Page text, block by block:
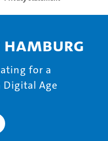
for a
Digital Age